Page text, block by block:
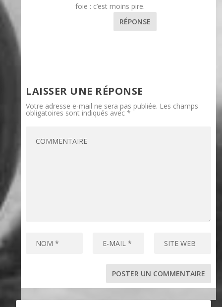
foie : c’est moins pire.
RÉPONSE
LAISSER UNE RÉPONSE
Votre adresse e-mail ne sera pas publiée. Les champs
obligatoires sont indiqués avec*